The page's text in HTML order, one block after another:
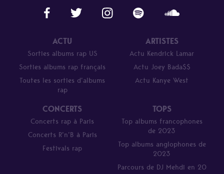
ACTU
Sorties albums rap US
Sorties albums rap français
Toutes les sorties d’albums
rap
ARTISTES
Actu Kendrick Lamar
Actu Joey Bada$$
Actu Kanye West
CONCERTS
Concerts rap à Paris
Concerts R’n’B à Paris
Festivals rap
TOPS
Top albums francophones
de 2023
Top albums anglophones de
2023
Parcours de DJ Mehdi en 20